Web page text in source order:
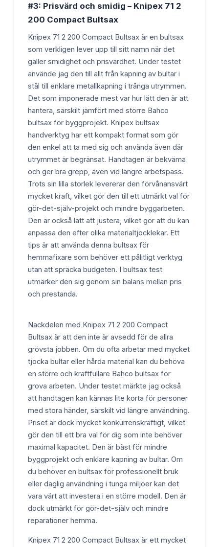
#3: Prisvärd och smidig – Knipex 71 2
200 Compact Bultsax
Knipex 71 2 200 Compact Bultsax är en bultsax
som verkligen lever upp till sitt namn när det
gäller smidighet och prisvärdhet. Under testet
använde jag den till allt från kapning av bultar i
stål till enklare metallkapning i trånga utrymmen.
Det som imponerade mest var hur lätt den är att
hantera, särskilt jämfört med större Bahco
bultsax för byggprojekt. Knipex bultsax
handverktyg har ett kompakt format som gör
den enkel att ta med sig och använda även där
utrymmet är begränsat. Handtagen är bekväma
och ger bra grepp, även vid längre arbetspass.
Trots sin lilla storlek levererar den förvånansvärt
mycket kraft, vilket gör den till ett utmärkt val för
gör-det-själv-projekt och mindre byggarbeten.
Den är också lätt att justera, vilket gör att du kan
anpassa den efter olika materialtjocklekar. Ett
tips är att använda denna bultsax för
hemmafixare som behöver ett pålitligt verktyg
utan att spräcka budgeten. I bultsax test
utmärker den sig genom sin balans mellan pris
och prestanda.
Nackdelen med Knipex 71 2 200 Compact
Bultsax är att den inte är avsedd för de allra
grövsta jobben. Om du ofta arbetar med mycket
tjocka bultar eller hårda material kan du behöva
en större och kraftfullare Bahco bultsax för
grova arbeten. Under testet märkte jag också
att handtagen kan kännas lite korta för personer
med stora händer, särskilt vid längre användning.
Priset är dock mycket konkurrenskraftigt, vilket
gör den till ett bra val för dig som inte behöver
maximal kapacitet. Den är bäst för mindre
byggprojekt och enklare kapning av bultar. Om
du behöver en bultsax för professionellt bruk
eller daglig användning i tunga miljöer kan det
vara värt att investera i en större modell. Den är
dock utmärkt för gör-det-själv och mindre
reparationer hemma.
Knipex 71 2 200 Compact Bultsax är ett mycket